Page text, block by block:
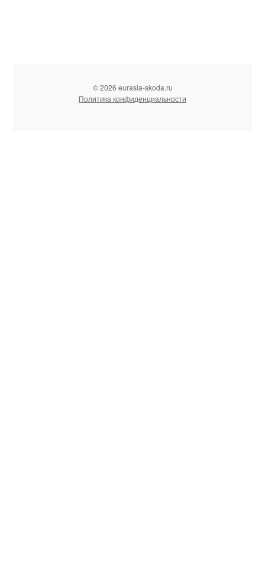
© 2026 eurasia-skoda.ru
Политика конфиденциальности